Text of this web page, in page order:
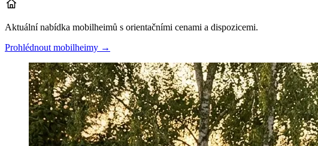
Aktuální nabídka mobilheimů s orientačními cenami a dispozicemi.
Prohlédnout mobilheimy →